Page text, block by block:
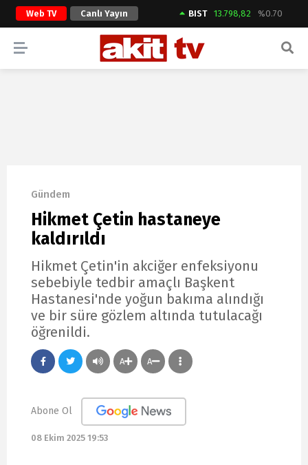
Web TV Canlı Yayın BIST 13.798,82 %0.70
ARAMA YAP
Gündem
Hikmet Çetin hastaneye
kaldırıldı
Hikmet Çetin'in akciğer enfeksiyonu
sebebiyle tedbir amaçlı Başkent
Hastanesi'nde yoğun bakıma alındığı
ve bir süre gözlem altında tutulacağı
öğrenildi.
A A
Abone Ol
08 Ekim 2025 19:53